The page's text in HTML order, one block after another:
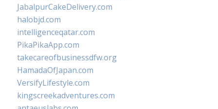
JabalpurCakeDelivery.com
halobjd.com
intelligenceqatar.com
PikaPikaApp.com
takecareofbusinessdfw.org
HamadaOfJapan.com
VersifyLifestyle.com
kingscreekadventures.com